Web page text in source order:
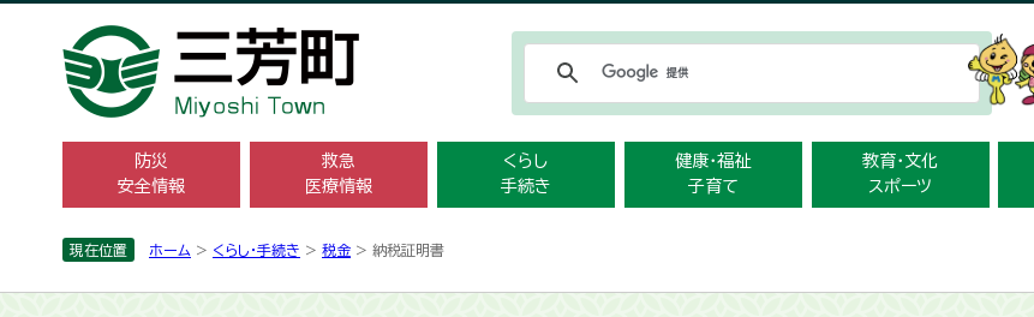
防災
安全情報
救急
医療情報
くらし
手続き
健康・福祉
子育て
教育・文化
スポーツ
現在位置 ホーム > くらし・手続き > 税金 > 納税証明書